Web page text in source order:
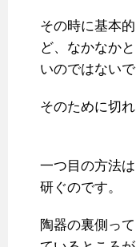
その時に基本
ど、なかなか
いのではないで
そのために切
一つ目の方法
研ぐのです。
陶器の裏側っ